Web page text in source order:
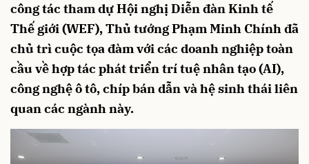
công tác tham dự Hội nghị Diễn đàn Kinh tế
Thế giới (WEF), Thủ tướng Phạm Minh Chính đã
chủ trì cuộc tọa đàm với các doanh nghiệp toàn
cầu về hợp tác phát triển trí tuệ nhân tạo (AI),
công nghệ ô tô, chíp bán dẫn và hệ sinh thái liên
quan các ngành này.